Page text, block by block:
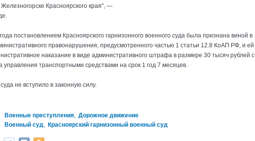
Красноярского края", —
постановлением Красноярского гарнизонного военного суда была признана виной в
правонарушения, предусмотренного частью 1 статьи 12.8 КоАП РФ, и ей
наказание в виде административного штрафа в размере 30 тысяч рублей с
транспортными средствами на срок 1 год 7 месяцев.
не вступило в законную силу.
Военные преступления, Дорожное движение
Военный суд, Красноярский гарнизонный военный суд